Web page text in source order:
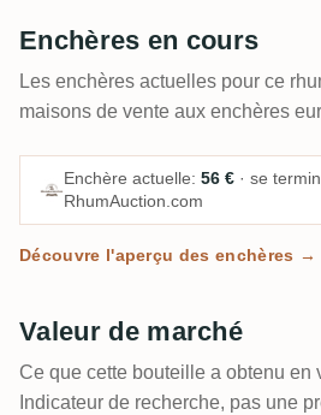
Enchères en cours
Les enchères actuelles pour ce
maisons de vente aux enchères
Enchère actuelle: 56 € · se
RhumAuction.com
Découvre l'aperçu des enchères →
Valeur de marché
Ce que cette bouteille a obtenu en
Indicateur de recherche, pas une